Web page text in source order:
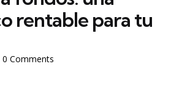
rentable para tu
0 Comments